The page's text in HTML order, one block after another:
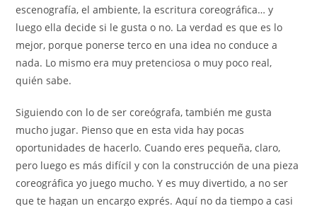
escenografía, el ambiente, la escritura coreográfica… y
luego ella decide si le gusta o no. La verdad es que es lo
mejor, porque ponerse terco en una idea no conduce a
nada. Lo mismo era muy pretenciosa o muy poco real,
quién sabe.
Siguiendo con lo de ser coreógrafa, también me gusta
mucho jugar. Pienso que en esta vida hay pocas
oportunidades de hacerlo. Cuando eres pequeña, claro,
pero luego es más difícil y con la construcción de una pieza
coreográfica yo juego mucho. Y es muy divertido, a no ser
que te hagan un encargo exprés. Aquí no da tiempo a casi